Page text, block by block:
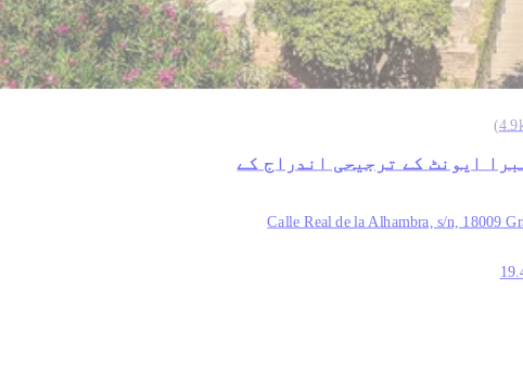
)
ایونٹ کے ترجیحی اندراج کے
Calle Real de la Alhambra, s/n, 18009